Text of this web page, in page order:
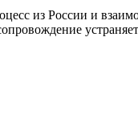
из России и